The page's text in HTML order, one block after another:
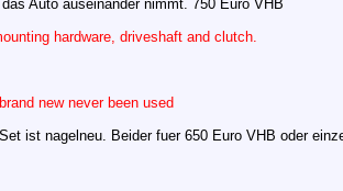
Auto auseinander nimmt. 750 Euro VHB
hardware, driveshaft and clutch.
new never been used
ist nagelneu. Beider fuer 650 Euro VHB oder